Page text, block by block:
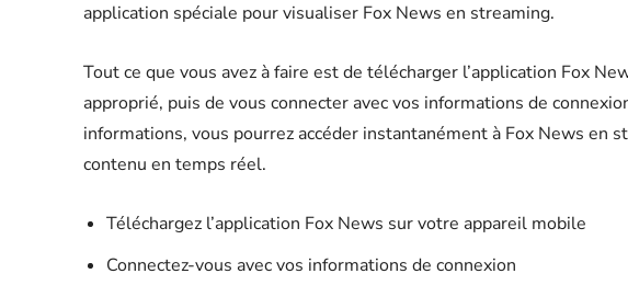
application spéciale pour visualiser Fox News en streaming.
Tout ce que vous avez à faire est de télécharger l’application Fox
approprié, puis de vous connecter avec vos informations de
informations, vous pourrez accéder instantanément à Fox News en
contenu en temps réel.
Téléchargez l’application Fox News sur votre appareil mobile
Connectez-vous avec vos informations de connexion